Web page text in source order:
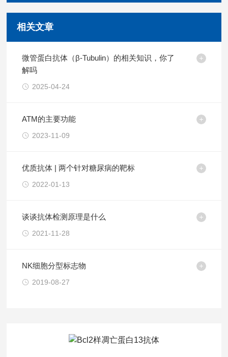
相关文章
微管蛋白抗体（β-Tubulin）的相关知识，你了
解吗
2025-04-24
ATM的主要功能
2023-11-09
优质抗体 | 两个针对糖尿病的靶标
2022-01-13
谈谈抗体检测原理是什么
2021-11-28
NK细胞分型标志物
2019-08-27